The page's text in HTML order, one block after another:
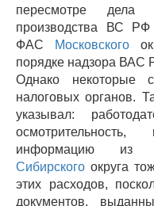
пересмотре дела
производства ВС РФ
ФАС
Московского
порядке надзора ВАС
Однако некоторые
налоговых органов.
указывал:
информацию
Сибирского округа
этих расходов,
документов,